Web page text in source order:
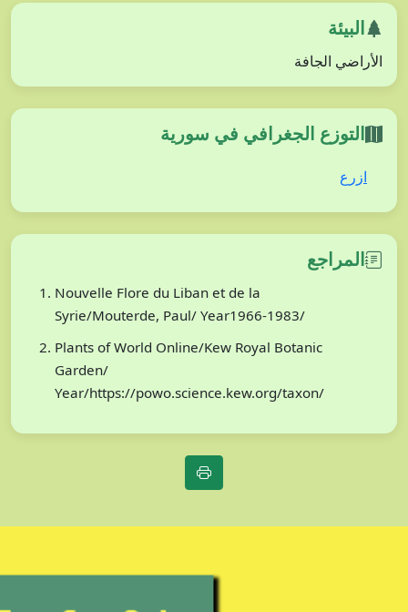
البيئة
الأراضي الجافة
التوزع الجغرافي في سورية
ازرع
المراجع
Nouvelle Flore du Liban et de la
Syrie/Mouterde, Paul/ Year1966-1983/
Plants of World Online/Kew Royal Botanic
Garden/
Year/https://powo.science.kew.org/taxon/